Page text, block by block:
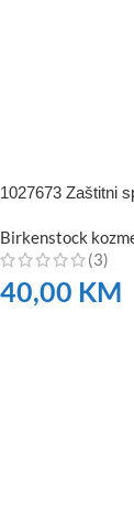
1027673 Zaštitni
Birkenstock
(3)
40,00 KM